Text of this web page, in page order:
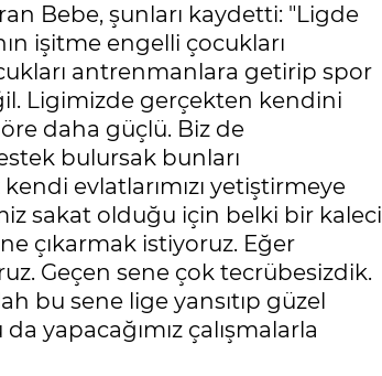
Bebe, şunları kaydetti: "Ligde
işitme engelli çocukları
antrenmanlara getirip spor
Ligimizde gerçekten kendini
daha güçlü. Biz de
bulursak bunları
evlatlarımızı yetiştirmeye
sakat olduğu için belki bir kaleci
çıkarmak istiyoruz. Eğer
Geçen sene çok tecrübesizdik.
bu sene lige yansıtıp güzel
yapacağımız çalışmalarla